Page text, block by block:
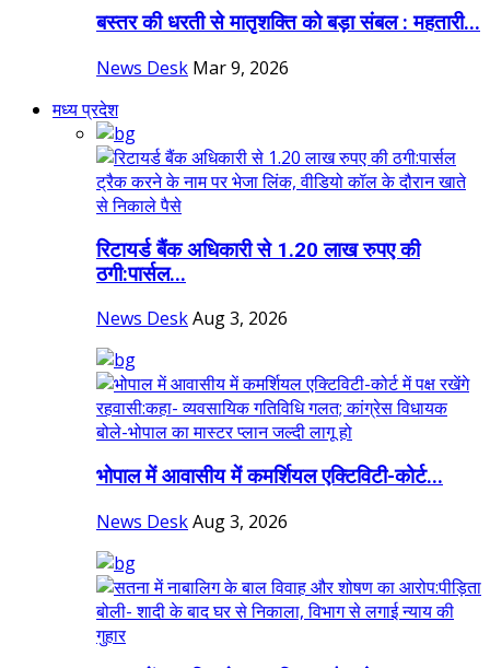
बस्तर की धरती से मातृशक्ति को बड़ा संबल : महतारी...
News Desk Mar 9, 2026
मध्य प्रदेश
रिटायर्ड बैंक अधिकारी से 1.20 लाख रुपए की
ठगी:पार्सल...
News DeskAug 3, 2026
भोपाल में आवासीय में कमर्शियल एक्टिविटी-कोर्ट...
News DeskAug 3, 2026